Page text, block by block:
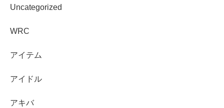
Uncategorized
WRC
アイテム
アイドル
アキバ